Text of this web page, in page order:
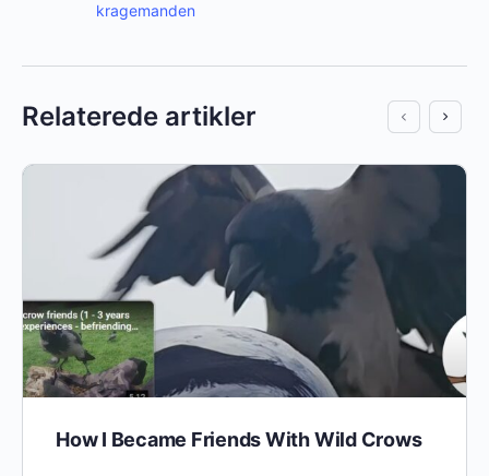
kragemanden
Relaterede artikler
How I Became Friends With Wild Crows